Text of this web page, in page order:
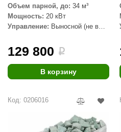
Термо
Объем парной, до: 34 м³
Мощность: 20 кВт
Управление: Выносной (не в
129 800 i
В корзину
Код: 0206016